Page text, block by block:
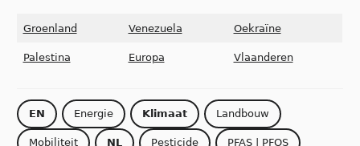
Groenland Venezuela Oekraïne
Palestina Europa Vlaanderen
EN Energie Klimaat Landbouw
Mobiliteit NL Pesticide PFAS | PFOS